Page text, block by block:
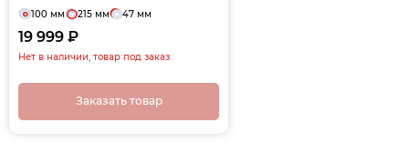
100 мм 215 мм 47 мм
19 999 ₽
Нет в наличии, товар под заказ
Заказать товар